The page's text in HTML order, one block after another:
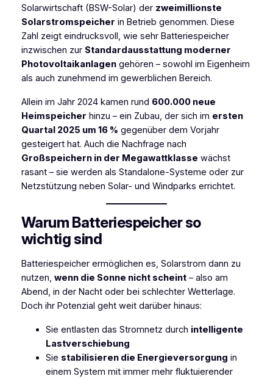
Solarwirtschaft (BSW-Solar) der zweimillionste
Solarstromspeicher in Betrieb genommen. Diese
Zahl zeigt eindrucksvoll, wie sehr Batteriespeicher
inzwischen zur Standardausstattung moderner
Photovoltaikanlagengehören – sowohl im Eigenheim
als auch zunehmend im gewerblichen Bereich.
Allein im Jahr 2024 kamen rund 600.000 neue
Heimspeicher hinzu – ein Zubau, der sich im ersten
Quartal 2025 um 16 % gegenüber dem Vorjahr
gesteigert hat. Auch die Nachfrage nach
Großspeichern in der Megawattklasse wächst
rasant – sie werden als Standalone-Systeme oder zur
Netzstützung neben Solar- und Windparks errichtet.
Warum Batteriespeicher so
wichtig sind
Batteriespeicher ermöglichen es, Solarstrom dann zu
nutzen, wenn die Sonne nicht scheint– also am
Abend, in der Nacht oder bei schlechter Wetterlage.
Doch ihr Potenzial geht weit darüber hinaus:
Sie entlasten das Stromnetz durch intelligente
Lastverschiebung
Sie stabilisieren die Energieversorgung in
einem System mit immer mehr fluktuierender